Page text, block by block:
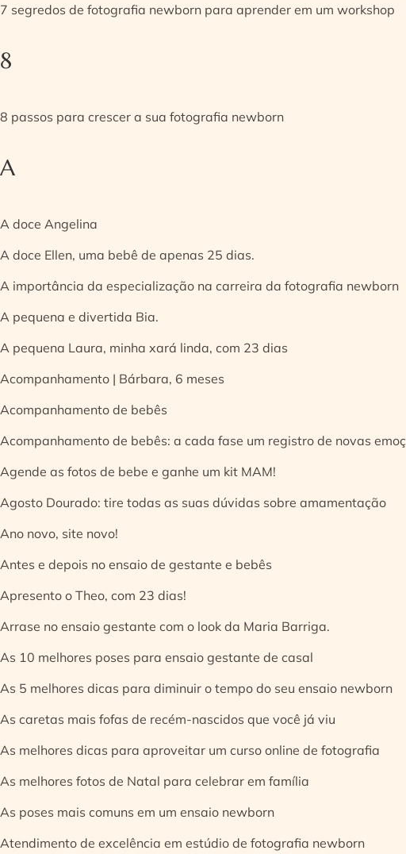
7 segredos de fotografia newborn para aprender em um workshop
8
8 passos para crescer a sua fotografia newborn
A
A doce Angelina
A doce Ellen, uma bebê de apenas 25 dias.
A importância da especialização na carreira da fotografia newborn
A pequena e divertida Bia.
A pequena Laura, minha xará linda, com 23 dias
Acompanhamento | Bárbara, 6 meses
Acompanhamento de bebês
Acompanhamento de bebês: a cada fase um registro de novas
Agende as fotos de bebe e ganhe um kit MAM!
Agosto Dourado: tire todas as suas dúvidas sobre amamentação
Ano novo, site novo!
Antes e depois no ensaio de gestante e bebês
Apresento o Theo, com 23 dias!
Arrase no ensaio gestante com o look da Maria Barriga.
As 10 melhores poses para ensaio gestante de casal
As 5 melhores dicas para diminuir o tempo do seu ensaio newborn
As caretas mais fofas de recém-nascidos que você já viu
As melhores dicas para aproveitar um curso online de fotografia
As melhores fotos de Natal para celebrar em família
As poses mais comuns em um ensaio newborn
Atendimento de excelência em estúdio de fotografia newborn